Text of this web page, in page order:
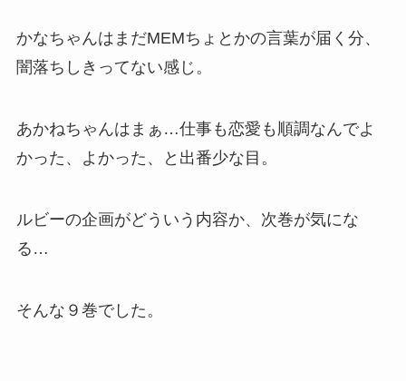
かなちゃんはまだMEMちょとかの言葉が届く分、
闇落ちしきってない感じ。
あかねちゃんはまぁ…仕事も恋愛も順調なんでよ
かった、よかった、と出番少な目。
ルビーの企画がどういう内容か、次巻が気にな
る…
そんな９巻でした。